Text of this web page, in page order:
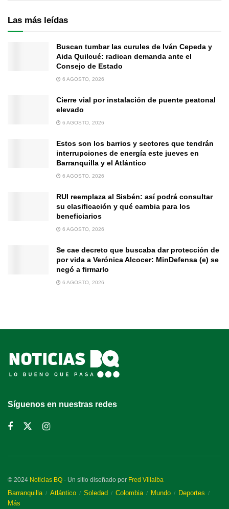
Las más leídas
Buscan tumbar las curules de Iván Cepeda y
Aida Quilcué: radican demanda ante el
Consejo de Estado
6 AGOSTO, 2026
Cierre vial por instalación de puente peatonal
elevado
6 AGOSTO, 2026
Estos son los barrios y sectores que tendrán
interrupciones de energía este jueves en
Barranquilla y el Atlántico
6 AGOSTO, 2026
RUI reemplaza al Sisbén: así podrá consultar
su clasificación y qué cambia para los
beneficiarios
6 AGOSTO, 2026
Se cae decreto que buscaba dar protección de
por vida a Verónica Alcocer: MinDefensa (e) se
negó a firmarlo
6 AGOSTO, 2026
Síguenos en nuestras redes
© 2024 Noticias BQ - Un sitio diseñado por Fred Villalba
Barranquilla Atlántico Soledad Colombia Mundo
Deportes
Más